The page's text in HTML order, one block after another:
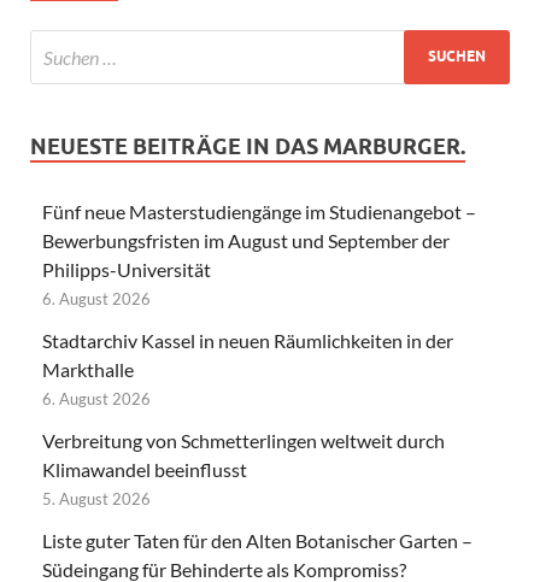
NEUESTE BEITRÄGE IN DAS MARBURGER.
Fünf neue Masterstudiengänge im Studienangebot –
Bewerbungsfristen im August und September der
Philipps-Universität
6. August 2026
Stadtarchiv Kassel in neuen Räumlichkeiten in der
Markthalle
6. August 2026
Verbreitung von Schmetterlingen weltweit durch
Klimawandel beeinflusst
5. August 2026
Liste guter Taten für den Alten Botanischer Garten –
Südeingang für Behinderte als Kompromiss?